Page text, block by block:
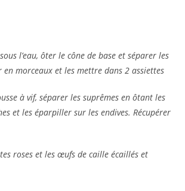
l’eau, ôter le cône de base et séparer les
en morceaux et les mettre dans 2 assiettes
à vif, séparer les suprêmes en ôtant les
et les éparpiller sur les endives. Récupérer
roses et les œufs de caille écaillés et